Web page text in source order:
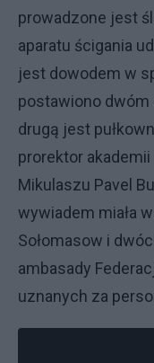
prowadzone jest
aparatu ścigania
jest dowodem w
postawiono dwóm
drugą jest
prorektor
Mikulaszu Pavel
wywiadem miała
Sołomasow i
ambasady
uznanych za